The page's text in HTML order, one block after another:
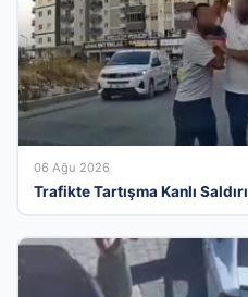
06 Ağu 2026
Trafikte Tartışma Kanlı